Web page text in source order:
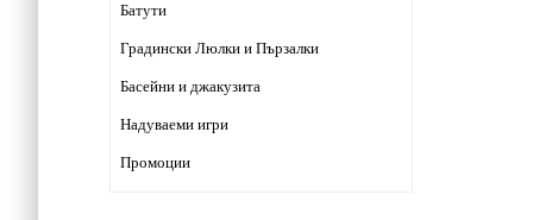
Батути
Градински Люлки и Пързалки
Басейни и джакузита
Надуваеми игри
Промоции